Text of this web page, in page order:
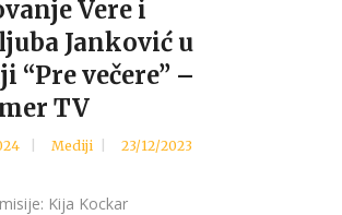
Vere i
Janković u
“Pre večere” –
TV
Mediji 23/12/2023
Kija Kockar